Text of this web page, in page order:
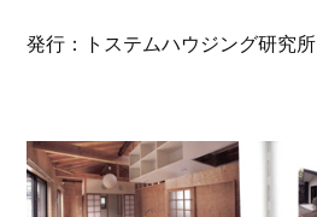
発行：トステムハウジング研究所